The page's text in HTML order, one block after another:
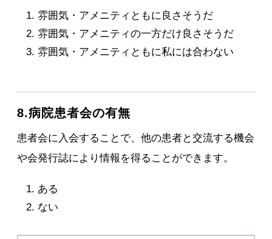
雰囲気・アメニティともに良さそうだ
雰囲気・アメニティの一方だけ良さそうだ
雰囲気・アメニティともに私には合わない
8.病院患者会の有無
患者会に入会することで、他の患者と交流する機会
や会発行誌により情報を得ることができます。
ある
ない